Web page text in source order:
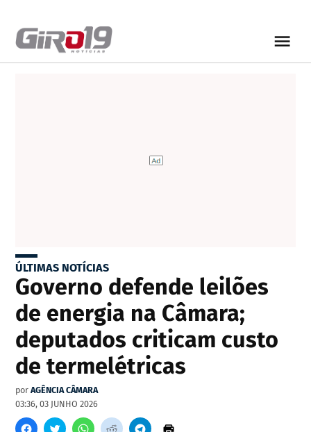
ÚLTIMAS NOTÍCIAS
Governo defende leilões
de energia na Câmara;
deputados criticam custo
de termelétricas
por AGÊNCIA CÂMARA
03:36, 03 JUNHO 2026